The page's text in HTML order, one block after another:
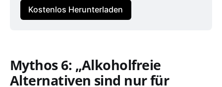
Kostenlos Herunterladen
Mythos 6: „Alkoholfreie
Alternativen sind nur für